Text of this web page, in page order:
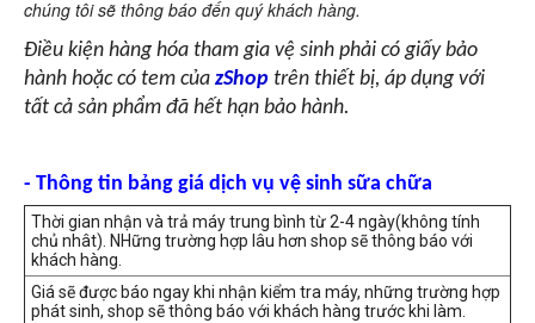
chúng tôi sẽ thông báo đến quý khách hàng.
Điều kiện hàng hóa tham gia vệ sinh phải có giấy bảo
hành hoặc có tem của zShop trên thiết bị, áp dụng với
tất cả sản phẩm đã hết hạn bảo hành.
- Thông tin bảng giá dịch vụ vệ sinh sữa chữa
Thời gian nhận và trả máy trung bình từ 2-4 ngày(không tính
chủ nhât). NHững trường hợp lâu hơn shop sẽ thông báo với
khách hàng.
Giá sẽ được báo ngay khi nhận kiểm tra máy, những trường hợp
phát sinh, shop sẽ thông báo với khách hàng trước khi làm.